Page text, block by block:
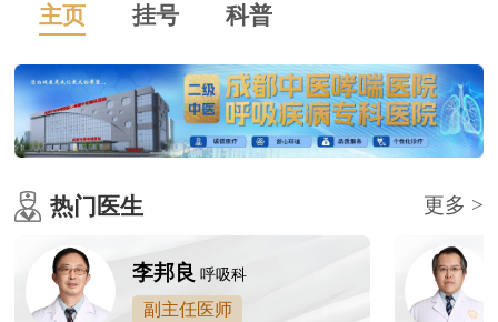
主页 挂号 科普
热门医生 更多 >
李邦良 呼吸科
副主任医师